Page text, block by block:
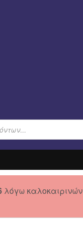
λόγω